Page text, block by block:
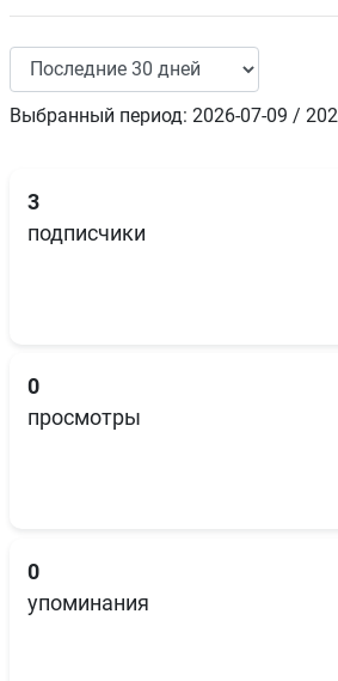
Выбранный период: 2026-07-09 /
3
подписчики
0
просмотры
0
упоминания